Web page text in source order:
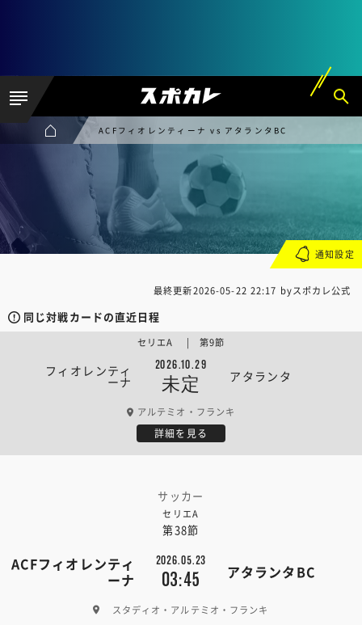
ACFフィオレンティーナ vs アタランタBC
最終更新2026-05-22 22:17 byスポカレ公式
同じ対戦カードの直近日程
フィオレンティ
ーナ
2026.10.29
未定 アタランタ
セリエA | 第9節
アルテミオ・フランキ
詳細を見る
サッカー
セリエA
第38節
ACFフィオレンティ
ーナ
2026.05.23
03:45 アタランタBC
スタディオ・アルテミオ・フランキ
通知設定